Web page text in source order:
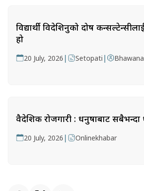
विद्यार्थी विदेशिनुको दोष
हो
20 July, 2026 | Setopati |
वैदेशिक रोजगारी : धनुषाबाट
20 July, 2026 | Onlinekhabar